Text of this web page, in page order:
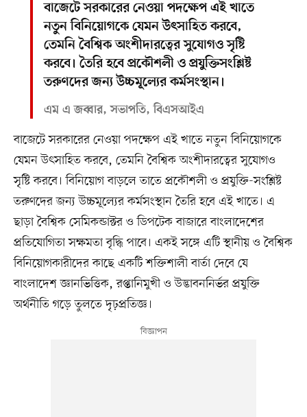
বাজেটে সরকারের নেওয়া পদক্ষেপ এই খাতে
নতুন বিনিয়োগকে যেমন উৎসাহিত করবে,
তেমনি বৈশ্বিক অংশীদারত্বের সুযোগও সৃষ্টি
করবে। তৈরি হবে প্রকৌশলী ও প্রযুক্তিসংশ্লিষ্ট
তরুণদের জন্য উচ্চমূল্যের কর্মসংস্থান।
এম এ জব্বার, সভাপতি, বিএসআইএ
বাজেটে সরকারের নেওয়া পদক্ষেপ এই খাতে নতুন বিনিয়োগকে
যেমন উৎসাহিত করবে, তেমনি বৈশ্বিক অংশীদারত্বের সুযোগও
সৃষ্টি করবে। বিনিয়োগ বাড়লে তাতে প্রকৌশলী ও প্রযুক্তি-সংশ্লিষ্ট
তরুণদের জন্য উচ্চমূল্যের কর্মসংস্থান তৈরি হবে এই খাতে। এ
ছাড়া বৈশ্বিক সেমিকন্ডাক্টর ও ডিপটেক বাজারে বাংলাদেশের
প্রতিযোগিতা সক্ষমতা বৃদ্ধি পাবে। একই সঙ্গে এটি স্থানীয় ও বৈশ্বিক
বিনিয়োগকারীদের কাছে একটি শক্তিশালী বার্তা দেবে যে
বাংলাদেশ জ্ঞানভিত্তিক, রপ্তানিমুখী ও উদ্ভাবননির্ভর প্রযুক্তি
অর্থনীতি গড়ে তুলতে দৃঢ়প্রতিজ্ঞ।